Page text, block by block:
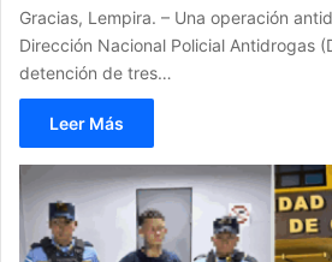
Gracias, Lempira. – Una operación
Dirección Nacional Policial Antidrogas
detención de tres…
Leer Más